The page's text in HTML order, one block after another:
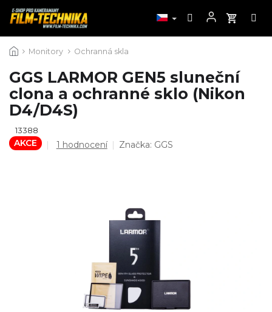
na
Monitory Ochranná skla
GGS LARMOR GEN5 sluneční
clona a ochranné sklo (Nikon
D4/D4S)
13388
AKCE
Průměrné
1 hodnocení Značka: GGS